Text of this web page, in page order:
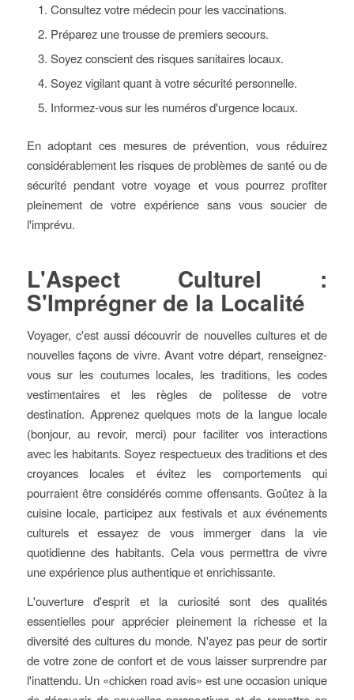
Consultez votre médecin pour les vaccinations.
Préparez une trousse de premiers secours.
Soyez conscient des risques sanitaires locaux.
Soyez vigilant quant à votre sécurité personnelle.
Informez-vous sur les numéros d'urgence locaux.
En adoptant ces mesures de prévention, vous réduirez
considérablement les risques de problèmes de santé ou de
sécurité pendant votre voyage et vous pourrez profiter
pleinement de votre expérience sans vous soucier de
l'imprévu.
L'Aspect Culturel :
S'Imprégner de la Localité
Voyager, c'est aussi découvrir de nouvelles cultures et de
nouvelles façons de vivre. Avant votre départ, renseignez-
vous sur les coutumes locales, les traditions, les codes
vestimentaires et les règles de politesse de votre
destination. Apprenez quelques mots de la langue locale
(bonjour, au revoir, merci) pour faciliter vos interactions
avec les habitants. Soyez respectueux des traditions et des
croyances locales et évitez les comportements qui
pourraient être considérés comme offensants. Goûtez à la
cuisine locale, participez aux festivals et aux événements
culturels et essayez de vous immerger dans la vie
quotidienne des habitants. Cela vous permettra de vivre
une expérience plus authentique et enrichissante.
L'ouverture d'esprit et la curiosité sont des qualités
essentielles pour apprécier pleinement la richesse et la
diversité des cultures du monde. N'ayez pas peur de sortir
de votre zone de confort et de vous laisser surprendre par
l'inattendu. Un «chicken road avis» est une occasion unique